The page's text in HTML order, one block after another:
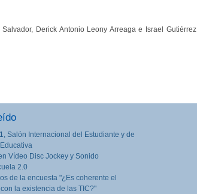
Derick Antonio Leony Arreaga e Israel Gutiérrez
Salón Internacional del Estudiante y de
Vídeo Disc Jockey y Sonido
2.0
de la encuesta "¿Es coherente el
la existencia de las TIC?"